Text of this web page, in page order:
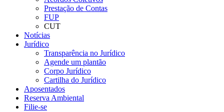
Prestação de Contas
FUP
CUT
Notícias
Jurídico
Transparência no Jurídico
Agende um plantão
Corpo Jurídico
Cartilha do Jurídico
Aposentados
Reserva Ambiental
Filie-se